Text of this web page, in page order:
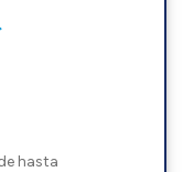
hasta